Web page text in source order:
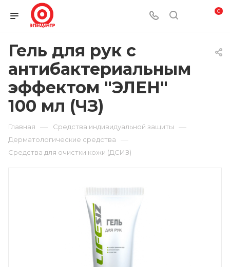
0
Гель для рук с
антибактериальным
эффектом "ЭЛЕН"
100 мл (ЧЗ)
Главная — Средства индивидуальной защиты —
Дерматологические средства —
Средства для очистки кожи (ДСИЗ)